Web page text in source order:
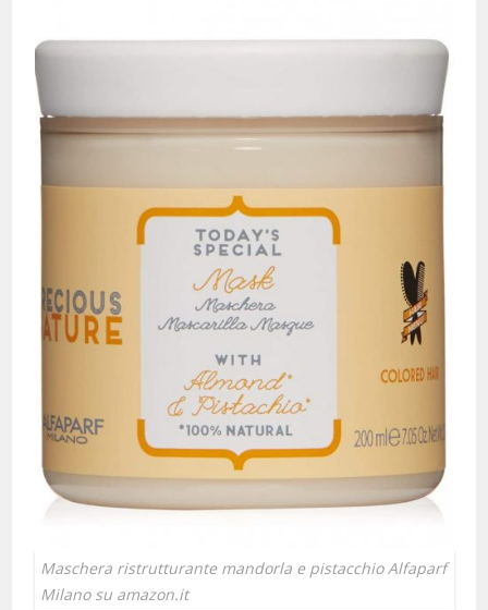
Maschera ristrutturante mandorla e pistacchio Alfaparf
Milano su amazon.it